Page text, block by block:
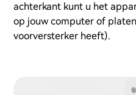
achterkant kunt u het
op jouw computer of
voorversterker heeft).